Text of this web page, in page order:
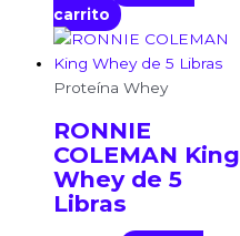
carrito
Proteína Whey
RONNIE
COLEMAN King
Whey de 5
Libras